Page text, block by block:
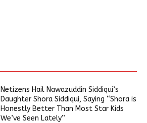
Netizens Hail Nawazuddin Siddiqui’s
Daughter Shora Siddiqui, Saying “Shora is
Honestly Better Than Most Star Kids
We’ve Seen Lately”